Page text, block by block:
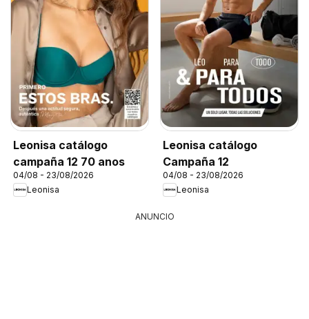
Leonisa catálogo
campaña 12 70 anos
04/08 - 23/08/2026
Leonisa
Leonisa catálogo
Campaña 12
04/08 - 23/08/2026
Leonisa
ANUNCIO